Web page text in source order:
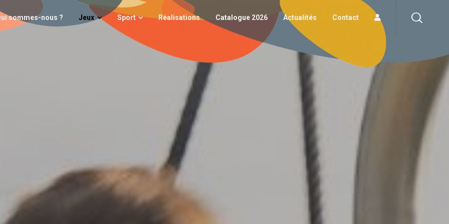
sommes-nous ? Jeux Sport Réalisations Catalogue 2026 Actualités Contact
sommes-nous ? Jeux Sport Réalisations Catalogue 2026 Actualités Contact